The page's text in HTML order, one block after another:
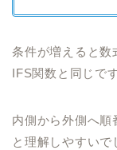
条件が増えると数
IFS関数と同じです
内側から外側へ順
と理解しやすいで